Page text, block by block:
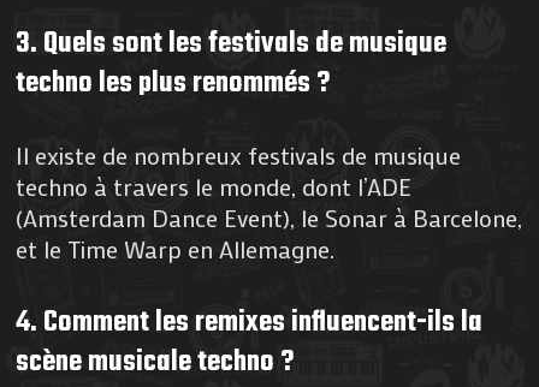
3. Quels sont les festivals de musique
techno les plus renommés ?
Il existe de nombreux festivals de musique
techno à travers le monde, dont l’ADE
(Amsterdam Dance Event), le Sonar à Barcelone,
et le Time Warp en Allemagne.
4. Comment les remixes influencent-ils la
scène musicale techno ?